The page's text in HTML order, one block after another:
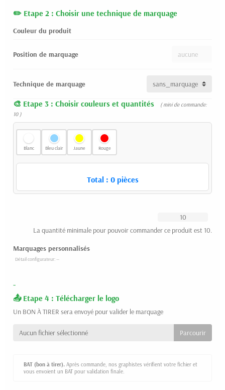
Etape 2 : Choisir une technique de marquage
Couleur du produit
Position de marquage
Technique de marquage
Etape 3 : Choisir couleurs et quantités
( mini de commande:
10 )
Blanc Bleu clair Jaune Rouge
Total : 0pièces
La quantité minimale pour pouvoir commander ce produit est 10.
Marquages personnalisés
-
Etape 4 : Télécharger le logo
Un BON À TIRER sera envoyé pour valider le marquage
Aucun fichier sélectionné
BAT (bon à tirer). Après commande, nos graphistes vérifient votre fichier et
vous envoient un BAT pour validation finale.